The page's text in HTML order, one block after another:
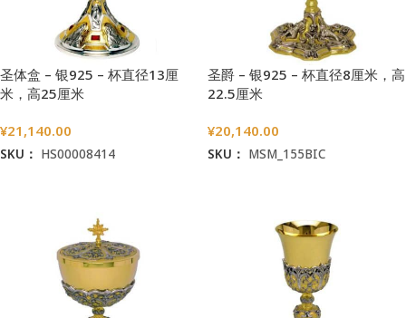
圣体盒 – 银925 – 杯直径13厘
米，高25厘米
¥21,140.00
SKU： HS00008414
圣爵 – 银925 – 杯直径8厘米，高
22.5厘米
¥20,140.00
SKU： MSM_155BIC